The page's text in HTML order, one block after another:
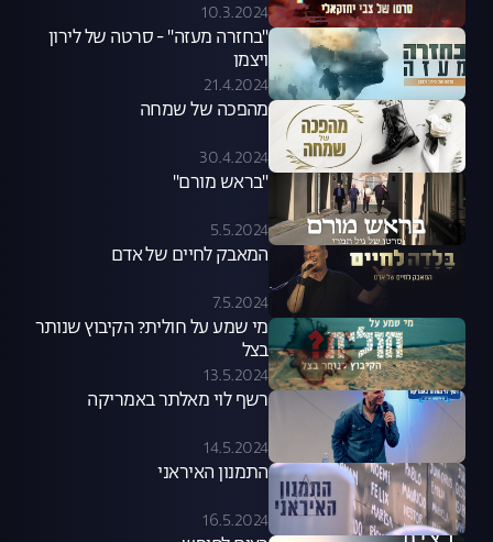
10.3.2024
"בחזרה מעזה" - סרטה של לירון
ויצמן
21.4.2024
מהפכה של שמחה
30.4.2024
"בראש מורם"
5.5.2024
המאבק לחיים של אדם
7.5.2024
מי שמע על חולית? הקיבוץ שנותר
בצל
13.5.2024
רשף לוי מאלתר באמריקה
14.5.2024
התמנון האיראני
16.5.2024